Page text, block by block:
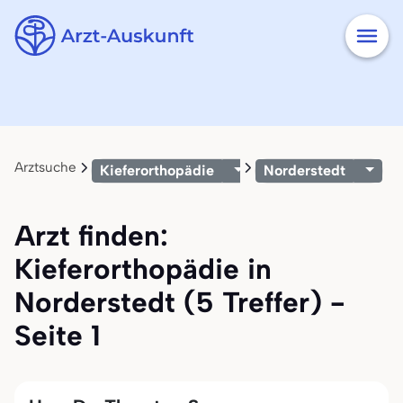
Arztsuche Kieferorthopädie Norderstedt
Arzt finden:
Kieferorthopädie in
Norderstedt (5 Treffer) -
Seite 1